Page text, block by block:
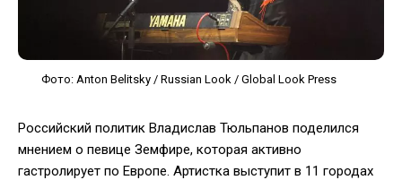
Фото: Anton Belitsky / Russian Look / Global Look Press
Российский политик Владислав Тюльпанов поделился
мнением о певице Земфире, которая активно
гастролирует по Европе. Артистка выступит в 11 городах